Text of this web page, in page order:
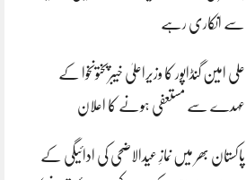
سے انکاری رہے
علی امین گنڈاپور کا وزیراعلیٰ خیبرپختونخوا کے
عہدے سے مستعفی ہونے کا اعلان
پاکستان بھر میں نمازِ عیدالاضحی کی ادائیگی کے